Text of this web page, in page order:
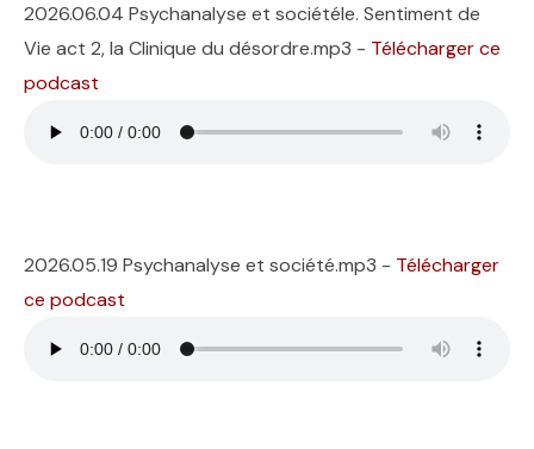
2026.06.04 Psychanalyse et sociétéle. Sentiment de
Vie act 2, la Clinique du désordre.mp3 - Télécharger ce
podcast
2026.05.19 Psychanalyse et société.mp3 - Télécharger
ce podcast